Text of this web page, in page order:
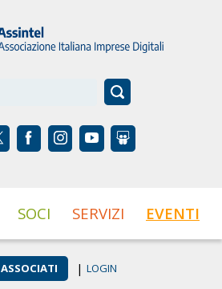
SOCI SERVIZI EVENTI
ASSOCIATI | LOGIN